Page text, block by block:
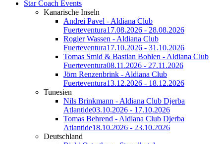
Star Coach Events
Kanarische Inseln
Andrei Pavel - Aldiana Club
Fuerteventura17.08.2026 - 28.08.2026
Rogier Wassen - Aldiana Club
Fuerteventura17.10.2026 - 31.10.2026
Tomas Smid & Bastian Bohlen - Aldiana Club
Fuerteventura08.11.2026 - 27.11.2026
Jörn Renzenbrink - Aldiana Club
Fuerteventura13.12.2026 - 18.12.2026
Tunesien
Nils Brinkmann - Aldiana Club Djerba
Atlantide03.10.2026 - 17.10.2026
Tomas Behrend - Aldiana Club Djerba
Atlantide18.10.2026 - 23.10.2026
Deutschland